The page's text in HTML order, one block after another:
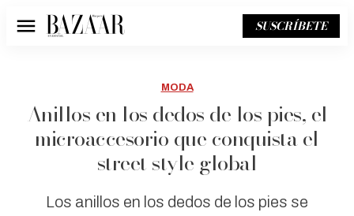
Menú SUSCRÍBETE
MODA
Anillos en los dedos de los pies, el
microaccesorio que conquista el
street style global
Los anillos en los dedos de los pies se